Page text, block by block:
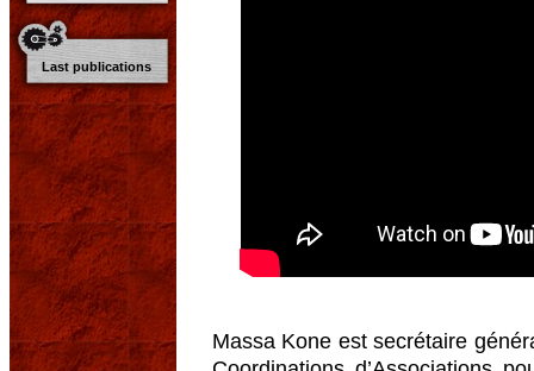
Last publications
Massa Kone est secrétaire